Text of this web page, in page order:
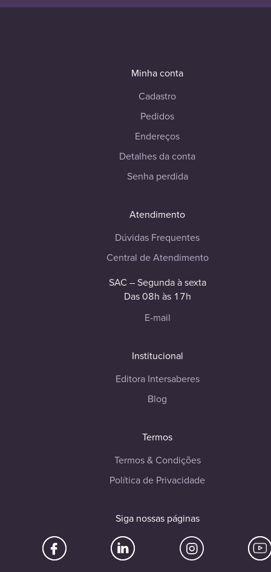
Minha conta
Cadastro
Pedidos
Endereços
Detalhes da conta
Senha perdida
Atendimento
Dúvidas Frequentes
Central de Atendimento
SAC – Segunda à sexta
Das 08h às 17h
E-mail
Institucional
Editora Intersaberes
Blog
Termos
Termos & Condições
Política de Privacidade
Siga nossas páginas